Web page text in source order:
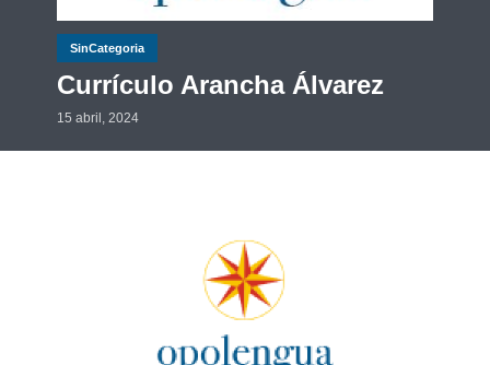
SinCategoria
Currículo Arancha Álvarez
15 abril, 2024